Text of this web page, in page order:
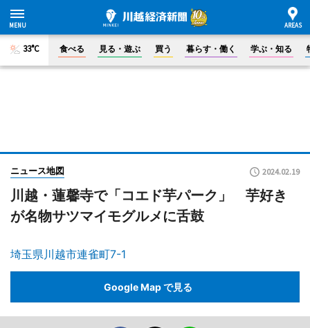
33°C 食べる 見る・遊ぶ 買う 暮らす・働く 学ぶ・知る
ニュース地図 2024.02.19
川越・蓮馨寺で「コエド芋パーク」 芋好き
が名物サツマイモグルメに舌鼓
埼玉県川越市連雀町7-1
Google Map で見る